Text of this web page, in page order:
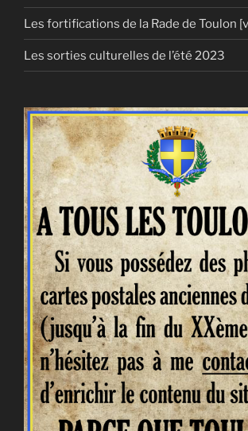
Les fortifications de la Rade de Toulon
Les sorties culturelles de l’été 2023